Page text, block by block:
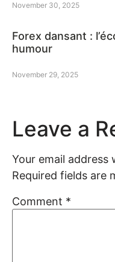
November 30, 2025
Forex dansant :
humour
November 29, 2025
Leave a
Your email address
Required fields are
Comment *